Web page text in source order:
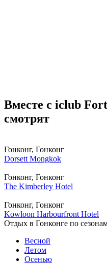
Вместе с iclub
смотрят
Гонконг, Гонконг
Dorsett Mongkok
Гонконг, Гонконг
The Kimberley Hotel
Гонконг, Гонконг
Kowloon Harbourfront Hotel
Отдых в Гонконге по
Весной
Летом
Осенью